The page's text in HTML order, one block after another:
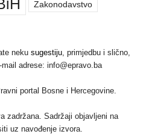
Zakonodavstvo
neku sugestiju , primjedbu i slično,
adrese: info@epravo.ba
portal Bosne i Hercegovine.
zadržana. Sadržaji objavljeni na
uz navođenje izvora.